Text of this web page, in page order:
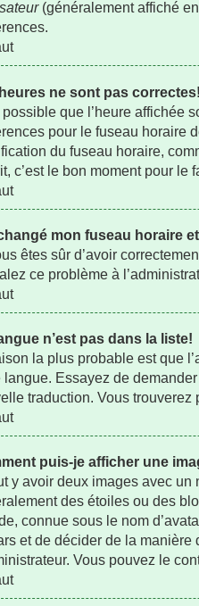
(généralement affiché
ne sont pas correctes!
possible que l’heure affichée
pour le fuseau horaire
du fuseau horaire,
c’est le bon moment pour le
mon fuseau horaire
êtes sûr d’avoir
ce problème à
n’est pas dans la liste!
la plus probable est que
langue. Essayez de
traduction. Vous
puis-je afficher une
y avoir deux images avec un
des étoiles ou des
connue sous le nom
et de décider de la manière
Vous pouvez le